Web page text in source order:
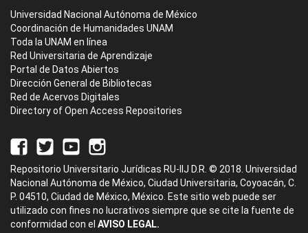
Universidad Nacional Autónoma de México
Coordinación de Humanidades UNAM
Toda la UNAM en línea
Red Universitaria de Aprendizaje
Portal de Datos Abiertos
Dirección General de Bibliotecas
Red de Acervos Digitales
Directory of Open Access Repositories
Repositorio Universitario Jurídicas RU-IIJ D.R. © 2018. Universidad
Nacional Autónoma de México, Ciudad Universitaria, Coyoacán, C.
P. 04510, Ciudad de México, México. Este sitio web puede ser
utilizado con fines no lucrativos siempre que se cite la fuente de
conformidad con el AVISO LEGAL.